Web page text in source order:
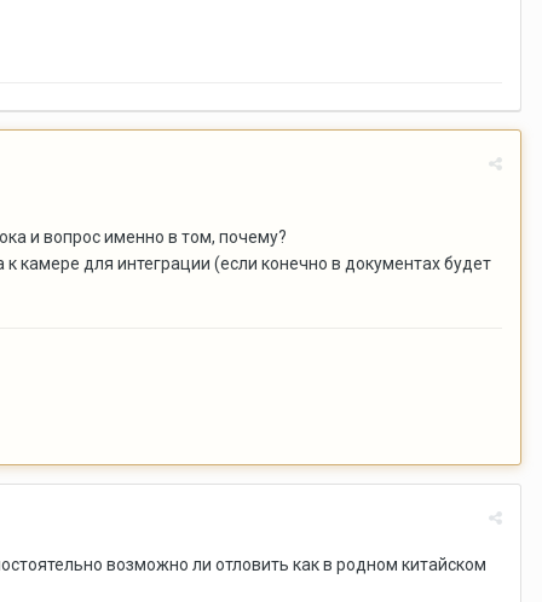
и вопрос именно в том, почему?
камере для интеграции (если конечно в документах будет
возможно ли отловить как в родном китайском